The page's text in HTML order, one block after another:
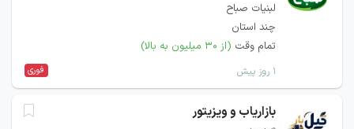
لبنیات صباح
چند استان
تمام وقت (از ۳۰ میلیون به بالا)
۱ روز پیش فوری
بازاریاب و ویزیتور